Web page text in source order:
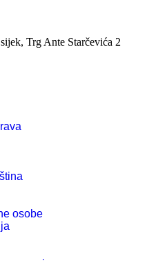
Trg Ante Starčevića 2
osobe